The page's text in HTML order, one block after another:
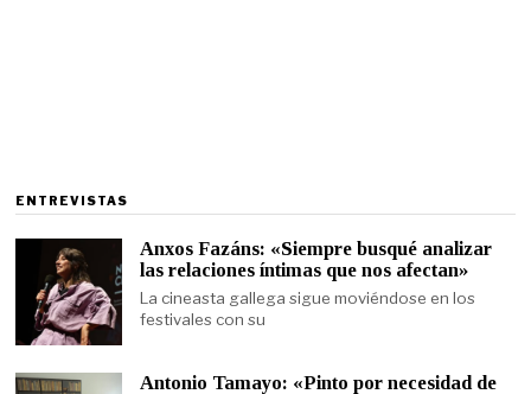
ENTREVISTAS
Anxos Fazáns: «Siempre busqué analizar
las relaciones íntimas que nos afectan»
La cineasta gallega sigue moviéndose en los
festivales con su
Antonio Tamayo: «Pinto por necesidad de